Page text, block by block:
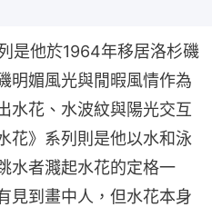
是他於1964年移居洛杉磯
明媚風光與閒暇風情作為
水花、水波紋與陽光交互
花》系列則是他以水和泳
水者濺起水花的定格一
見到畫中人，但水花本身